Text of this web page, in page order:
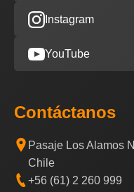
Instagram
YouTube
Contáctanos
Pasaje Los Alamos
Chile
+56 (61) 2 260 999